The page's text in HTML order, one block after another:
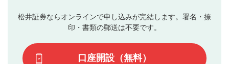
3
動画の評価
です）
評価およびコメントは当社にて審査のうえ、掲載となり
ます。掲載されるまでに日数がかかる場合や掲載されない
てはお答えできません。各動画コンテンツへの掲載をもっ
て結果のご連絡といたします。ご了承ください。
松井証券ならオンラインで申し込みが完結します。署名・捺
印・書類の郵送は不要です。
口座開設（無料）